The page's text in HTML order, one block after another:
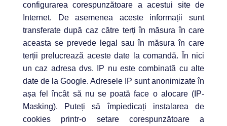
configurarea corespunzătoare a acestui site de
Internet. De asemenea aceste informații sunt
transferate după caz către terți în măsura în care
aceasta se prevede legal sau în măsura în care
terții prelucrează aceste date la comandă. În nici
un caz adresa dvs. IP nu este combinată cu alte
date de la Google. Adresele IP sunt anonimizate în
așa fel încât să nu se poată face o alocare (IP-
Masking). Puteți să împiedicați instalarea de
cookies printr-o setare corespunzătoare a